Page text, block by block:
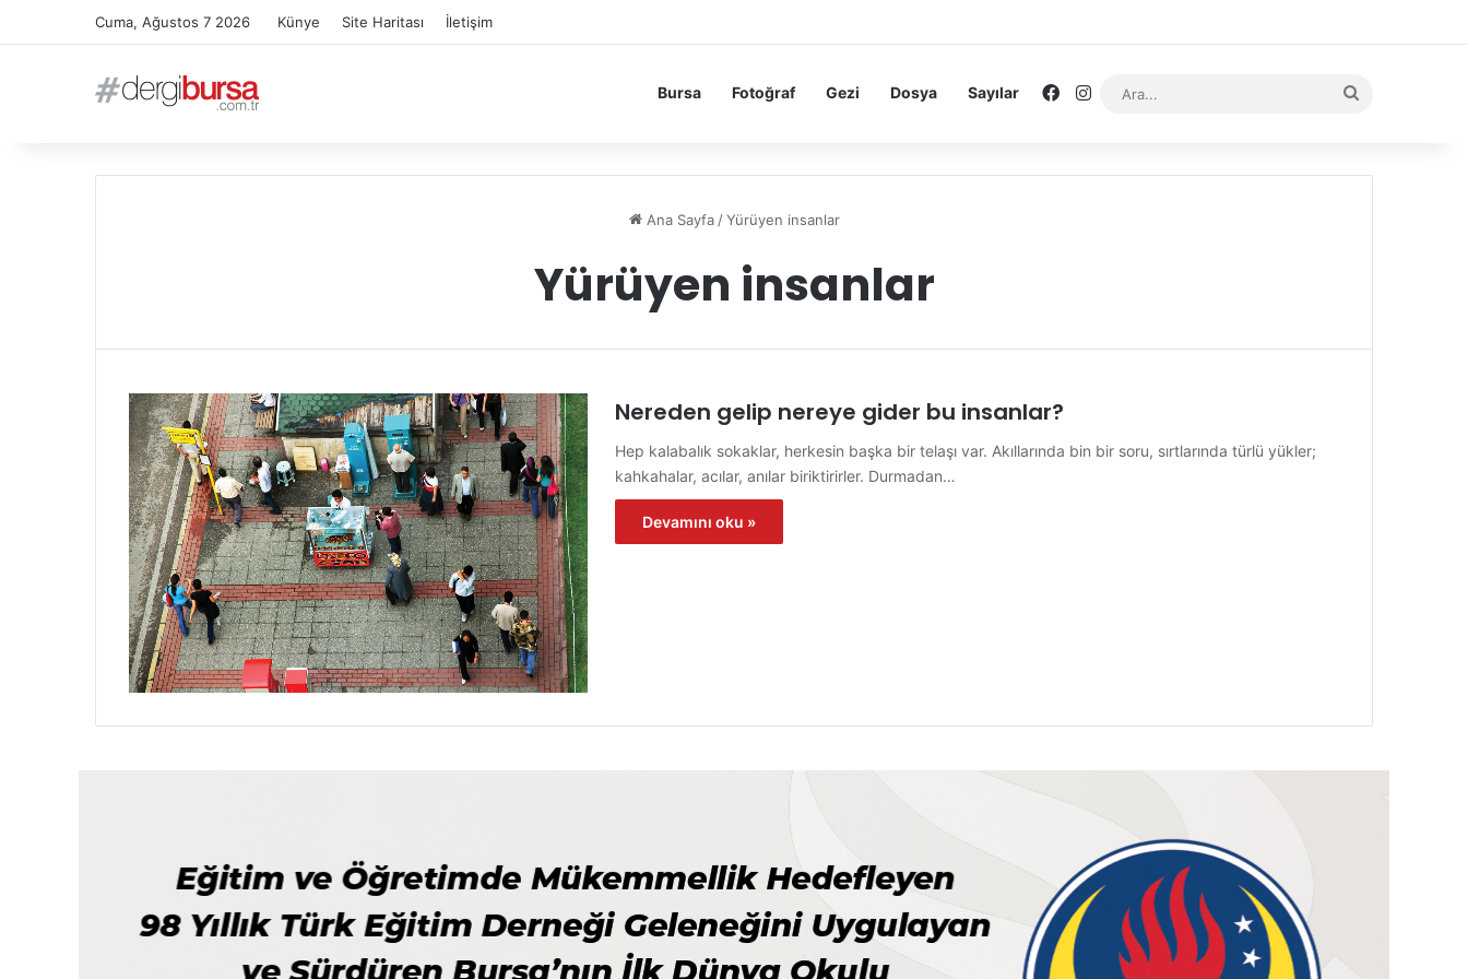
Cuma, Ağustos 7 2026 Künye Site Haritası İletişim
Bursa Fotoğraf Gezi Dosya Sayılar Facebook
Instagram
Ana Sayfa / Yürüyen insanlar
Yürüyen insanlar
Nereden gelip nereye gider bu insanlar?
Hep kalabalık sokaklar, herkesin başka bir telaşı var. Akıllarında bin bir soru, sırtlarında türlü yükler;
kahkahalar, acılar, anılar biriktirirler. Durmadan…
Devamını oku »